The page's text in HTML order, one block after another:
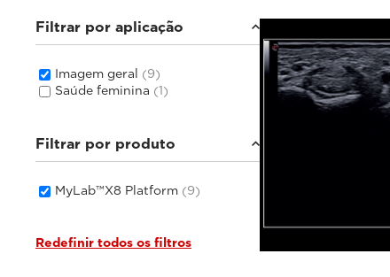
Filtrar por aplicação
Imagem geral (9)
Saúde feminina (1)
Filtrar por produto
MyLab™X8 Platform (9)
Redefinir todos os filtros